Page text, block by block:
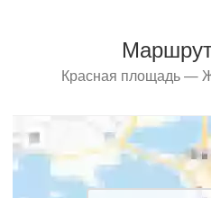
Красная площадь —